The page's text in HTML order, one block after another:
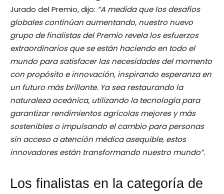
Jurado del Premio, dijo: “A medida que los desafíos
globales continúan aumentando, nuestro nuevo
grupo de finalistas del Premio revela los esfuerzos
extraordinarios que se están haciendo en todo el
mundo para satisfacer las necesidades del momento
con propósito e innovación, inspirando esperanza en
un futuro más brillante. Ya sea restaurando la
naturaleza oceánica, utilizando la tecnología para
garantizar rendimientos agrícolas mejores y más
sostenibles o impulsando el cambio para personas
sin acceso a atención médica asequible, estos
innovadores están transformando nuestro mundo”.
Los finalistas en la categoría de